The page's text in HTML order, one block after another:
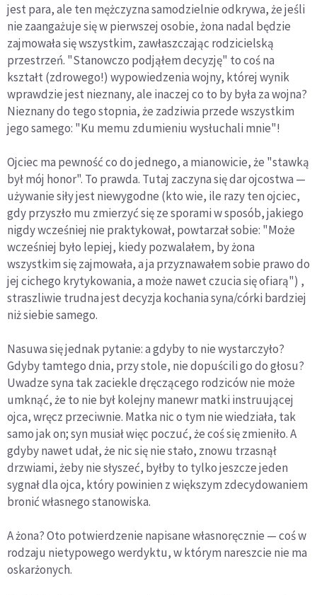
jest para, ale ten mężczyzna samodzielnie od­krywa, że jeśli
nie zaangażuje się w pierwszej osobie, żona nadal będzie
zajmowała się wszystkim, zawłasz­czając rodzicielską
przestrzeń. "Stanowczo podjąłem decyzję" to coś na
kształt (zdrowego!) wypowiedzenia wojny, której wynik
wprawdzie jest nieznany, ale ina­czej co to by była za wojna?
Nieznany do tego stopnia, że zadziwia przede wszystkim
jego samego: "Ku memu zdumieniu wysłuchali mnie"!
Ojciec ma pewność co do jednego, a mianowicie, że "stawką
był mój honor". To prawda. Tutaj zaczyna się dar ojcostwa —
używanie siły jest niewygodne (kto wie, ile razy ten ojciec,
gdy przyszło mu zmie­rzyć się ze sporami w sposób, jakiego
nigdy wcześniej nie praktykował, powtarzał sobie: "Może
wcześniej było lepiej, kiedy pozwalałem, by żona
wszystkim się zajmowała, a ja przyznawałem sobie prawo do
jej ci­chego krytykowania, a może nawet czucia się ofiarą") ,
straszliwie trudna jest decyzja kochania syna/córki bardziej
niż siebie samego.
Nasuwa się jednak pytanie: a gdyby to nie wystar­czyło?
Gdyby tamtego dnia, przy stole, nie dopuścili go do głosu?
Uwadze syna tak zaciekle dręczącego rodzi­ców nie może
umknąć, że to nie był kolejny manewr matki instruującej
ojca, wręcz przeciwnie. Matka nic o tym nie wiedziała, tak
samo jak on; syn musiał więc poczuć, że coś się zmieniło. A
gdyby nawet udał, że nic się nie stało, znowu trzasnął
drzwiami, żeby nie sły­szeć, byłby to tylko jeszcze jeden
sygnał dla ojca, który powinien z większym zdecydowaniem
bronić własnego stanowiska.
A żona? Oto potwierdzenie napisane własnoręcz­nie — coś w
rodzaju nietypowego werdyktu, w którym nareszcie nie ma
oskarżonych.